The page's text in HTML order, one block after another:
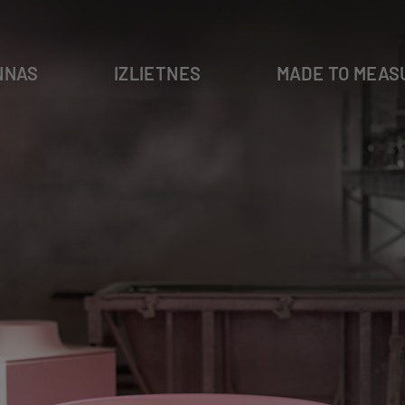
IZLIETNES MADE TO